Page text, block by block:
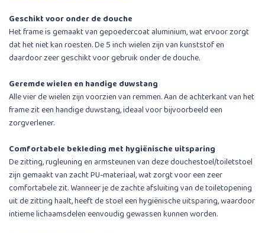
Geschikt voor onder de douche
Het frame is gemaakt van gepoedercoat aluminium, wat ervoor zorgt
dat het niet kan roesten. De 5 inch wielen zijn van kunststof en
daardoor zeer geschikt voor gebruik onder de douche.
Geremde wielen en handige duwstang
Alle vier de wielen zijn voorzien van remmen. Aan de achterkant van het
frame zit een handige duwstang, ideaal voor bijvoorbeeld een
zorgverlener.
Comfortabele bekleding met hygiënische uitsparing
De zitting, rugleuning en armsteunen van deze douchestoel/toiletstoel
zijn gemaakt van zacht PU-materiaal, wat zorgt voor een zeer
comfortabele zit. Wanneer je de zachte afsluiting van de toiletopening
uit de zitting haalt, heeft de stoel een hygiënische uitsparing, waardoor
intieme lichaamsdelen eenvoudig gewassen kunnen worden.